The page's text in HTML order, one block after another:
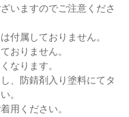
いますのでご注意くださ
付属しておりません。
おりません。
なります。
、防錆剤入り塗料にてタ
。
用ください。